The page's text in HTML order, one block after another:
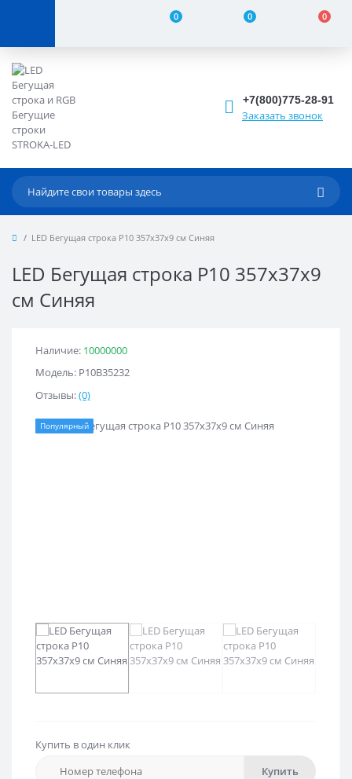
0 0 0
+7(800)775-28-91
Заказать звонок
LED Бегущая строка Р10 357x37x9 см Синяя
LED Бегущая строка Р10 357x37x9
см Синяя
Наличие: 10000000
Модель: Р10B35232
Отзывы:(0)
Популярный
Купить в один клик
Купить